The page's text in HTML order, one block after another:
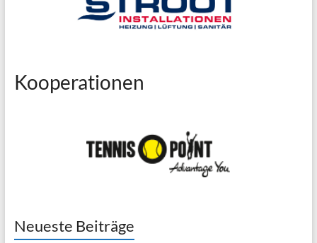
Kooperationen
Neueste Beiträge